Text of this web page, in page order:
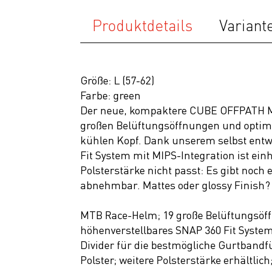
Produktdetails
Größe: L (57-62)
Farbe: green
Der neue, kompaktere CUBE
großen Belüftungsöffnungen und
kühlen Kopf. Dank unserem selbst
Fit System mit MIPS-Integration ist
Polsterstärke nicht passt: Es gibt noch
abnehmbar. Mattes oder glossy
MTB Race-Helm; 19 große
höhenverstellbares SNAP 360 Fit
Divider für die bestmögliche
Polster; weitere Polsterstärke